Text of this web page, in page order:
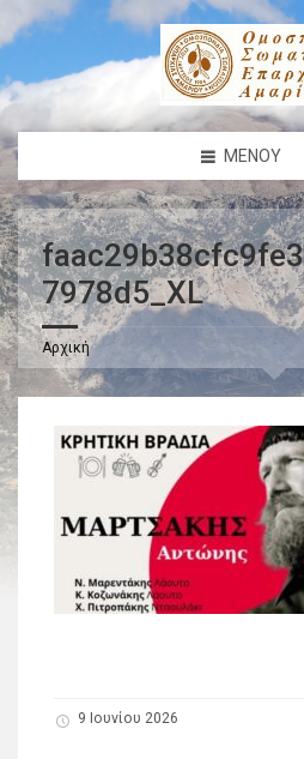
ΜΕΝΟΎ
7978d5_XL
Αρχική
9 Ιουνίου 2026